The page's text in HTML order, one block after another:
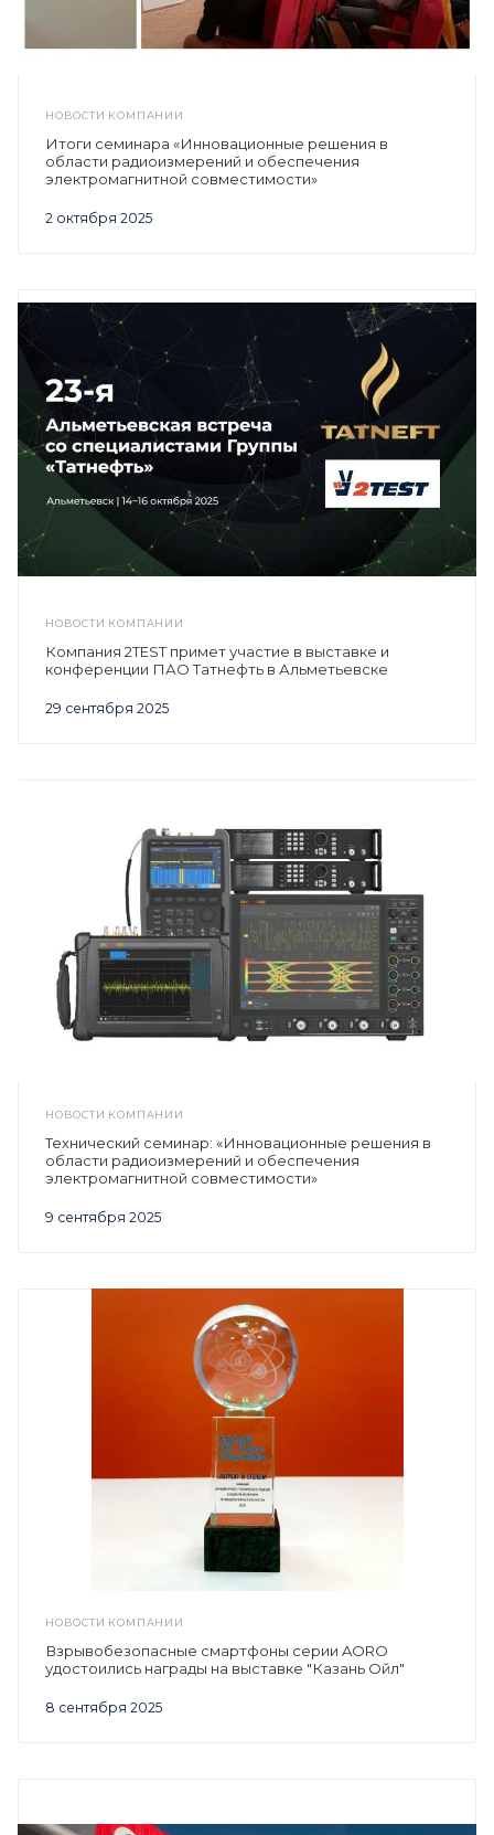
НОВОСТИ КОМПАНИИ
2 октября 2025
Итоги семинара «Инновационные решения в
области радиоизмерений и обеспечения
электромагнитной совместимости»
НОВОСТИ КОМПАНИИ
29 сентября 2025
Компания 2TEST примет участие в выставке и
конференции ПАО Татнефть в Альметьевске
НОВОСТИ КОМПАНИИ
9 сентября 2025
Технический семинар: «Инновационные решения в
области радиоизмерений и обеспечения
электромагнитной совместимости»
НОВОСТИ КОМПАНИИ
8 сентября 2025
Взрывобезопасные смартфоны серии AORO
удостоились награды на выставке "Казань Ойл"